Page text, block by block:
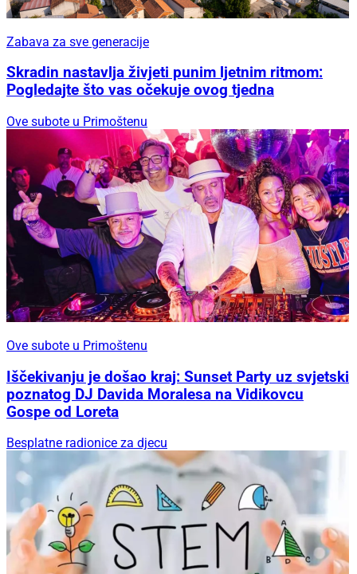
Zabava za sve generacije
Skradin nastavlja živjeti punim ljetnim ritmom:
Pogledajte što vas očekuje ovog tjedna
Ove subote u Primoštenu
Ove subote u Primoštenu
Iščekivanju je došao kraj: Sunset Party uz svjetski
poznatog DJ Davida Moralesa na Vidikovcu
Gospe od Loreta
Besplatne radionice za djecu